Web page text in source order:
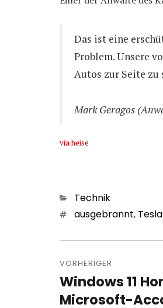
Das ist eine
Problem. Unsere
Autos zur Seite
Mark Geragos
via heise
Kategorien
Technik
Schlagwörter
ausgebrannt, Tesla
VORHERIGER
Vorheriger
Beitrag:
Windows 11
Microsoft-